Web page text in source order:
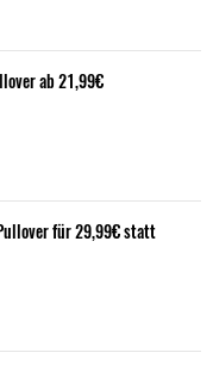
ab 21,99€
für 29,99€ statt